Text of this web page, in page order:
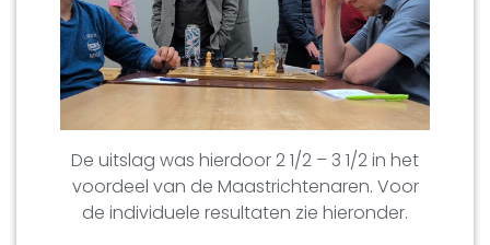
De uitslag was hierdoor 2 1/2 – 3 1/2 in het
voordeel van de Maastrichtenaren. Voor
de individuele resultaten zie hieronder.